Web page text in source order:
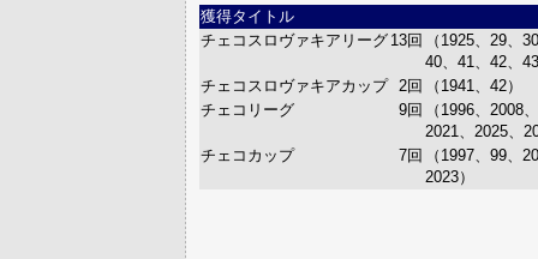
獲得タイトル
チェコスロヴァキアリーグ 13回
（1925、29、
40、41、42、
チェコスロヴァキアカップ 2回
（1941、42）
チェコリーグ
9回
（1996、2008
2021、2025、
チェコカップ
7回
（1997、99、
2023）